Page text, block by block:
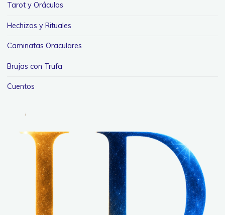
Tarot y Oráculos
Hechizos y Rituales
Caminatas Oraculares
Brujas con Trufa
Cuentos